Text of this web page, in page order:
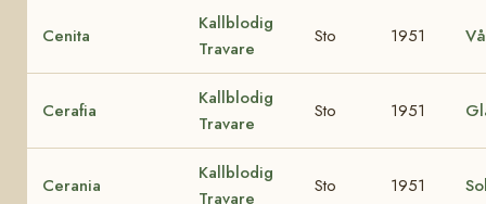
Cenita
Kallblodig
Travare
Sto 1951
Cerafia
Kallblodig
Travare
Sto 1951
Cerania
Kallblodig
Travare
Sto 1951